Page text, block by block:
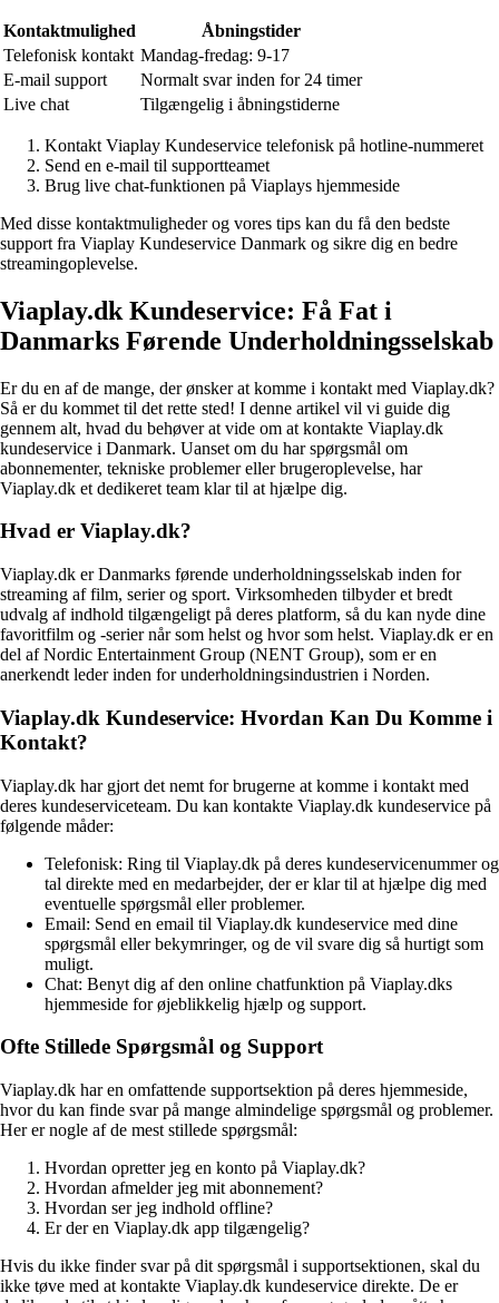
Kontaktmulighed
Åbningstider
Telefonisk kontakt Mandag-fredag: 9-17
E-mail support
Normalt svar inden for 24 timer
Live chat
Tilgængelig i åbningstiderne
Kontakt Viaplay Kundeservice telefonisk på hotline-nummeret
Send en e-mail til supportteamet
Brug live chat-funktionen på Viaplays hjemmeside
Med disse kontaktmuligheder og vores tips kan du få den bedste
support fra Viaplay Kundeservice Danmark og sikre dig en bedre
streamingoplevelse.
Viaplay.dk Kundeservice: Få Fat i
Danmarks Førende Underholdningsselskab
Er du en af de mange, der ønsker at komme i kontakt med Viaplay.dk?
Så er du kommet til det rette sted! I denne artikel vil vi guide dig
gennem alt, hvad du behøver at vide om at kontakte Viaplay.dk
kundeservice i Danmark. Uanset om du har spørgsmål om
abonnementer, tekniske problemer eller brugeroplevelse, har
Viaplay.dk et dedikeret team klar til at hjælpe dig.
Hvad er Viaplay.dk?
Viaplay.dk er Danmarks førende underholdningsselskab inden for
streaming af film, serier og sport. Virksomheden tilbyder et bredt
udvalg af indhold tilgængeligt på deres platform, så du kan nyde dine
favoritfilm og -serier når som helst og hvor som helst. Viaplay.dk er en
del af Nordic Entertainment Group (NENT Group), som er en
anerkendt leder inden for underholdningsindustrien i Norden.
Viaplay.dk Kundeservice: Hvordan Kan Du Komme i
Kontakt?
Viaplay.dk har gjort det nemt for brugerne at komme i kontakt med
deres kundeserviceteam. Du kan kontakte Viaplay.dk kundeservice på
følgende måder:
Telefonisk: Ring til Viaplay.dk på deres kundeservicenummer og
tal direkte med en medarbejder, der er klar til at hjælpe dig med
eventuelle spørgsmål eller problemer.
Email: Send en email til Viaplay.dk kundeservice med dine
spørgsmål eller bekymringer, og de vil svare dig så hurtigt som
muligt.
Chat: Benyt dig af den online chatfunktion på Viaplay.dks
hjemmeside for øjeblikkelig hjælp og support.
Ofte Stillede Spørgsmål og Support
Viaplay.dk har en omfattende supportsektion på deres hjemmeside,
hvor du kan finde svar på mange almindelige spørgsmål og problemer.
Her er nogle af de mest stillede spørgsmål:
Hvordan opretter jeg en konto på Viaplay.dk?
Hvordan afmelder jeg mit abonnement?
Hvordan ser jeg indhold offline?
Er der en Viaplay.dk app tilgængelig?
Hvis du ikke finder svar på dit spørgsmål i supportsektionen, skal du
ikke tøve med at kontakte Viaplay.dk kundeservice direkte. De er